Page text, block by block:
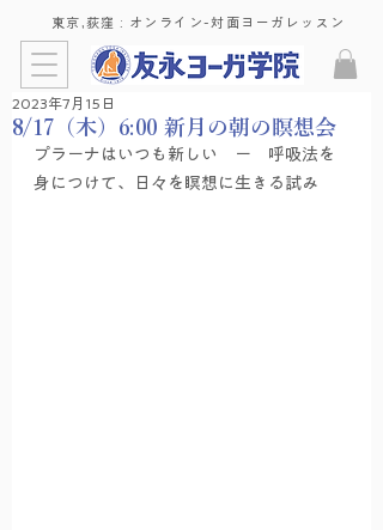
東京,荻窪 : ​オンライン-対面ヨーガレッスン
8/17（木）6:00 新月の朝の瞑想会
2023年7月15日
プラーナはいつも新しい　ー　呼吸法を
身につけて、日々を瞑想に生きる試み